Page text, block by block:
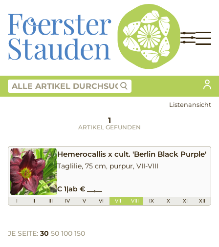
Listenansicht
1
ARTIKEL GEFUNDEN
Hemerocallis x cult. 'Berlin Black Purple'
Taglilie, 75 cm, purpur, VII-VIII
C 1|ab € __,__
I II III IV V VI VII VIII IX X XI XII
JE SEITE: 30 50 100 150